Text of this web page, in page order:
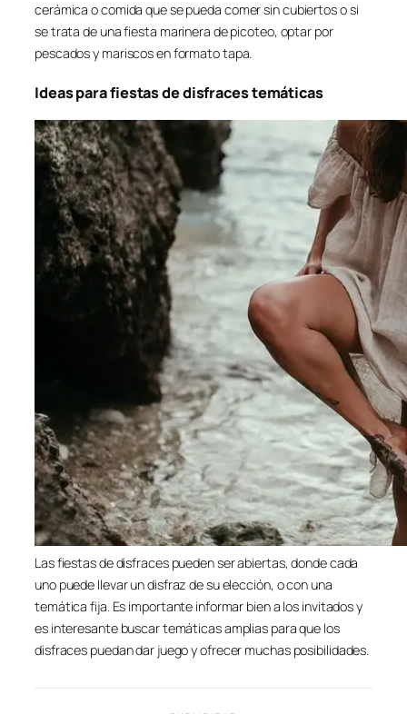
cerámica o comida que se pueda comer sin cubiertos o si
se trata de una fiesta marinera de picoteo, optar por
pescados y mariscos en formato tapa.
Ideas para fiestas de disfraces temáticas
Las fiestas de disfraces pueden ser abiertas, donde cada
uno puede llevar un disfraz de su elección, o con una
temática fija. Es importante informar bien a los invitados y
es interesante buscar temáticas amplias para que los
disfraces puedan dar juego y ofrecer muchas posibilidades.